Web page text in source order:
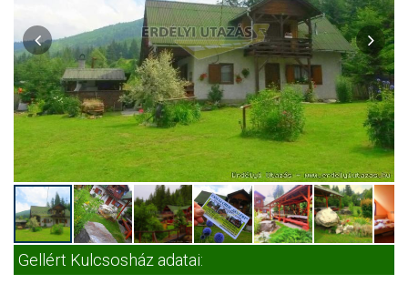
Gellért Kulcsosház adatai: